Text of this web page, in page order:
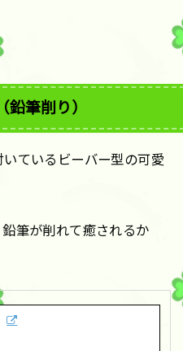
鉛筆削り）
ているビーバー型の可愛
筆が削れて癒されるか